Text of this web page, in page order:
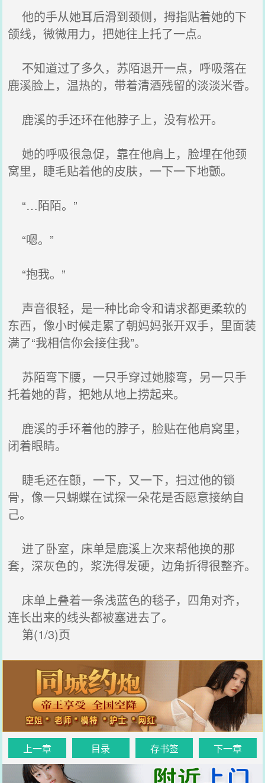
他的手从她耳后滑到颈侧，拇指贴着她的下
颌线，微微用力，把她往上托了一点。
不知道过了多久，苏陌退开一点，呼吸落在
鹿溪脸上，温热的，带着清酒残留的淡淡米香。
鹿溪的手还环在他脖子上，没有松开。
她的呼吸很急促，靠在他肩上，脸埋在他颈
窝里，睫毛贴着他的皮肤，一下一下地颤。
“…陌陌。”
“嗯。”
“抱我。”
声音很轻，是一种比命令和请求都更柔软的
东西，像小时候走累了朝妈妈张开双手，里面装
满了“我相信你会接住我”。
苏陌弯下腰，一只手穿过她膝弯，另一只手
托着她的背，把她从地上捞起来。
鹿溪的手环着他的脖子，脸贴在他肩窝里，
闭着眼睛。
睫毛还在颤，一下，又一下，扫过他的锁
骨，像一只蝴蝶在试探一朵花是否愿意接纳自
己。
进了卧室，床单是鹿溪上次来帮他换的那
套，深灰色的，浆洗得发硬，边角折得很整齐。
床单上叠着一条浅蓝色的毯子，四角对齐，
连长出来的线头都被塞进去了。
第(1/3)页
上一章 目录 存书签 下一章